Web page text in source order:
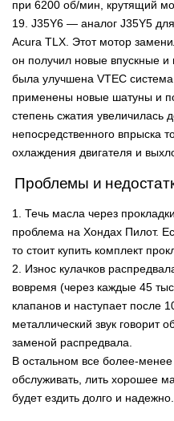
при 6200 об/мин, крутящий
19. J35Y6 — аналог J35Y5
Acura TLX. Этот мотор
он получил новые впускные
была улучшена VTEC
применены новые шатуны и
степень сжатия увеличилась
непосредственного впрыска
охлаждения двигателя и
Проблемы и
1. Течь масла через
проблема на Хондах Пилот.
то стоит купить комплект
2. Износ кулачков
вовремя (через каждые 45
клапанов и наступает после
металлический звук говорит
заменой распредвала.
В остальном все более-
обслуживать, лить хорошее
будет ездить долго и надежно.